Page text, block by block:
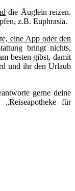
die Äuglein reizen.
z.B. Euphrasia.
eine App oder den
bringt nichts,
besten gibst, damit
und ihr den Urlaub
gerne deine
für